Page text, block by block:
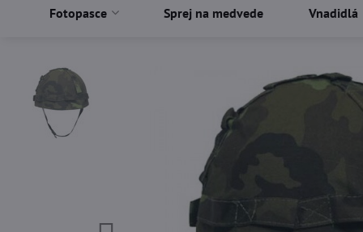
Fotopasce Sprej na medvede Vnadidlá